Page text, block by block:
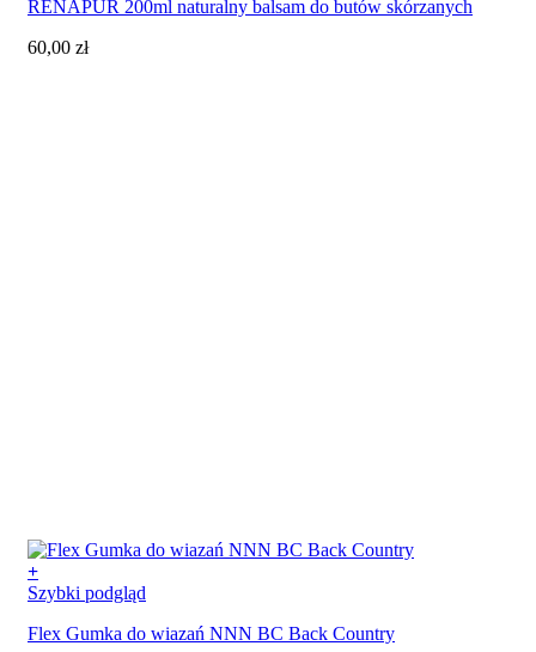
RENAPUR 200ml naturalny balsam do butów skórzanych
60,00 zł
+
Szybki podgląd
Flex Gumka do wiazań NNN BC Back Country